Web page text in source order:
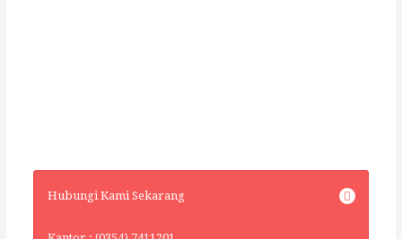
Hubungi Kami Sekarang